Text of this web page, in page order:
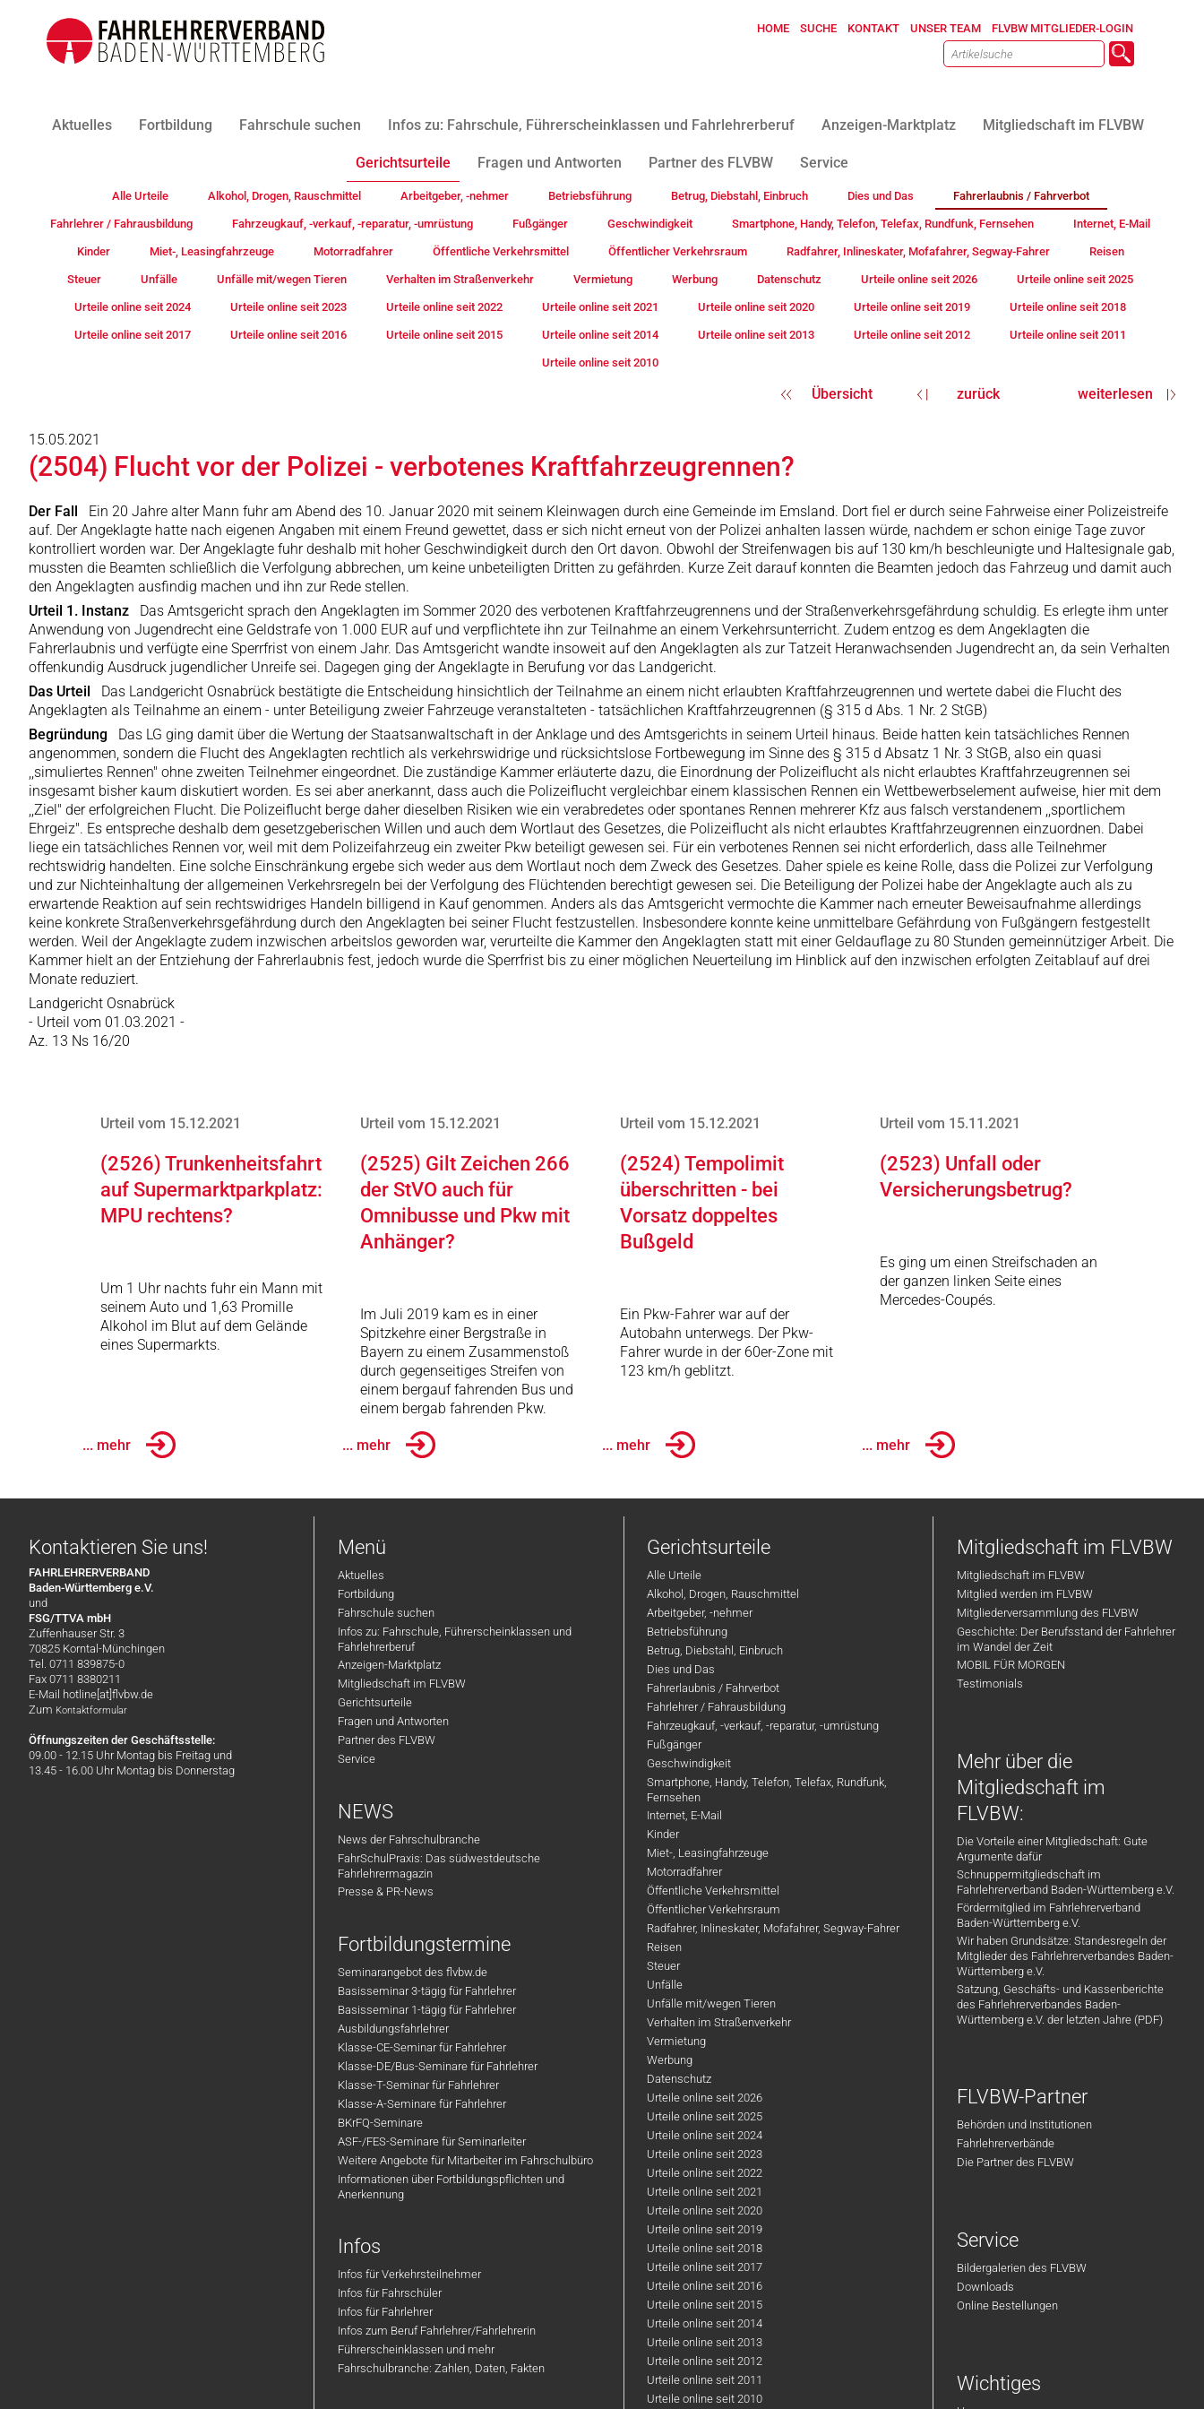
HOME SUCHE KONTAKT UNSER TEAM FLVBW MITGLIEDER-LOGIN
Aktuelles Fortbildung Fahrschule suchen Infos zu: Fahrschule, Führerscheinklassen und Fahrlehrerberuf Anzeigen-Marktplatz Mitgliedschaft im FLVBW
Gerichtsurteile Fragen und Antworten Partner des FLVBW Service
Alle Urteile Alkohol, Drogen, Rauschmittel Arbeitgeber, -nehmer Betriebsführung Betrug, Diebstahl, Einbruch Dies und Das Fahrerlaubnis / Fahrverbot
Fahrlehrer / Fahrausbildung Fahrzeugkauf, -verkauf, -reparatur, -umrüstung Fußgänger Geschwindigkeit Smartphone, Handy, Telefon, Telefax, Rundfunk, Fernsehen Internet, E-Mail
Kinder Miet-, Leasingfahrzeuge Motorradfahrer Öffentliche Verkehrsmittel Öffentlicher Verkehrsraum Radfahrer, Inlineskater, Mofafahrer, Segway-Fahrer Reisen
Steuer Unfälle Unfälle mit/wegen Tieren Verhalten im Straßenverkehr Vermietung Werbung Datenschutz Urteile online seit 2026 Urteile online seit 2025
Urteile online seit 2024 Urteile online seit 2023 Urteile online seit 2022 Urteile online seit 2021 Urteile online seit 2020 Urteile online seit 2019 Urteile online seit 2018
Urteile online seit 2017 Urteile online seit 2016 Urteile online seit 2015 Urteile online seit 2014 Urteile online seit 2013 Urteile online seit 2012 Urteile online seit 2011
Urteile online seit 2010
Übersicht zurück weiterlesen
15.05.2021
(2504) Flucht vor der Polizei - verbotenes Kraftfahrzeugrennen?
Der Fall
Ein 20 Jahre alter Mann fuhr am Abend des 10. Januar 2020 mit seinem Kleinwagen durch eine Gemeinde im Emsland. Dort fiel er durch seine Fahrweise einer Polizeistreife
auf. Der Angeklagte hatte nach eigenen Angaben mit einem Freund gewettet, dass er sich nicht erneut von der Polizei anhalten lassen würde, nachdem er schon einige Tage zuvor
kontrolliert worden war. Der Angeklagte fuhr deshalb mit hoher Geschwindigkeit durch den Ort davon. Obwohl der Streifenwagen bis auf 130 km/h beschleunigte und Haltesignale gab,
mussten die Beamten schließlich die Verfolgung abbrechen, um keine unbeteiligten Dritten zu gefährden. Kurze Zeit darauf konnten die Beamten jedoch das Fahrzeug und damit auch
den Angeklagten ausfindig machen und ihn zur Rede stellen.
Urteil 1. Instanz
Das Amtsgericht sprach den Angeklagten im Sommer 2020 des verbotenen Kraftfahrzeugrennens und der Straßenverkehrsgefährdung schuldig. Es erlegte ihm unter
Anwendung von Jugendrecht eine Geldstrafe von 1.000 EUR auf und verpflichtete ihn zur Teilnahme an einem Verkehrsunterricht. Zudem entzog es dem Angeklagten die
Fahrerlaubnis und verfügte eine Sperrfrist von einem Jahr. Das Amtsgericht wandte insoweit auf den Angeklagten als zur Tatzeit Heranwachsenden Jugendrecht an, da sein Verhalten
offenkundig Ausdruck jugendlicher Unreife sei. Dagegen ging der Angeklagte in Berufung vor das Landgericht.
Das Urteil
Das Landgericht Osnabrück bestätigte die Entscheidung hinsichtlich der Teilnahme an einem nicht erlaubten Kraftfahrzeugrennen und wertete dabei die Flucht des
Angeklagten als Teilnahme an einem - unter Beteiligung zweier Fahrzeuge veranstalteten - tatsächlichen Kraftfahrzeugrennen (§ 315 d Abs. 1 Nr. 2 StGB)
Begründung
Das LG ging damit über die Wertung der Staatsanwaltschaft in der Anklage und des Amtsgerichts in seinem Urteil hinaus. Beide hatten kein tatsächliches Rennen
angenommen, sondern die Flucht des Angeklagten rechtlich als verkehrswidrige und rücksichtslose Fortbewegung im Sinne des § 315 d Absatz 1 Nr. 3 StGB, also ein quasi
,,simuliertes Rennen" ohne zweiten Teilnehmer eingeordnet. Die zuständige Kammer erläuterte dazu, die Einordnung der Polizeiflucht als nicht erlaubtes Kraftfahrzeugrennen sei
insgesamt bisher kaum diskutiert worden. Es sei aber anerkannt, dass auch die Polizeiflucht vergleichbar einem klassischen Rennen ein Wettbewerbselement aufweise, hier mit dem
,,Ziel" der erfolgreichen Flucht. Die Polizeiflucht berge daher dieselben Risiken wie ein verabredetes oder spontanes Rennen mehrerer Kfz aus falsch verstandenem ,,sportlichem
Ehrgeiz". Es entspreche deshalb dem gesetzgeberischen Willen und auch dem Wortlaut des Gesetzes, die Polizeiflucht als nicht erlaubtes Kraftfahrzeugrennen einzuordnen. Dabei
liege ein tatsächliches Rennen vor, weil mit dem Polizeifahrzeug ein zweiter Pkw beteiligt gewesen sei. Für ein verbotenes Rennen sei nicht erforderlich, dass alle Teilnehmer
rechtswidrig handelten. Eine solche Einschränkung ergebe sich weder aus dem Wortlaut noch dem Zweck des Gesetzes. Daher spiele es keine Rolle, dass die Polizei zur Verfolgung
und zur Nichteinhaltung der allgemeinen Verkehrsregeln bei der Verfolgung des Flüchtenden berechtigt gewesen sei. Die Beteiligung der Polizei habe der Angeklagte auch als zu
erwartende Reaktion auf sein rechtswidriges Handeln billigend in Kauf genommen. Anders als das Amtsgericht vermochte die Kammer nach erneuter Beweisaufnahme allerdings
keine konkrete Straßenverkehrsgefährdung durch den Angeklagten bei seiner Flucht festzustellen. Insbesondere konnte keine unmittelbare Gefährdung von Fußgängern festgestellt
werden. Weil der Angeklagte zudem inzwischen arbeitslos geworden war, verurteilte die Kammer den Angeklagten statt mit einer Geldauflage zu 80 Stunden gemeinnütziger Arbeit. Die
Kammer hielt an der Entziehung der Fahrerlaubnis fest, jedoch wurde die Sperrfrist bis zu einer möglichen Neuerteilung im Hinblick auf den inzwischen erfolgten Zeitablauf auf drei
Monate reduziert.
Landgericht Osnabrück
- Urteil vom 01.03.2021 -
Az. 13 Ns 16/20
Urteil vom 15.12.2021
(2526) Trunkenheitsfahrt
auf Supermarktparkplatz:
MPU rechtens?
Um 1 Uhr nachts fuhr ein Mann mit
seinem Auto und 1,63 Promille
Alkohol im Blut auf dem Gelände
eines Supermarkts.
... mehr
Urteil vom 15.12.2021
(2525) Gilt Zeichen 266
der StVO auch für
Omnibusse und Pkw mit
Anhänger?
Im Juli 2019 kam es in einer
Spitzkehre einer Bergstraße in
Bayern zu einem Zusammenstoß
durch gegenseitiges Streifen von
einem bergauf fahrenden Bus und
einem bergab fahrenden Pkw.
... mehr
Urteil vom 15.12.2021
(2524) Tempolimit
überschritten - bei
Vorsatz doppeltes
Bußgeld
Ein Pkw-Fahrer war auf der
Autobahn unterwegs. Der Pkw-
Fahrer wurde in der 60er-Zone mit
123 km/h geblitzt.
... mehr
Urteil vom 15.11.2021
(2523) Unfall oder
Versicherungsbetrug?
Es ging um einen Streifschaden an
der ganzen linken Seite eines
Mercedes-Coupés.
... mehr
Kontaktieren Sie uns!
FAHRLEHRERVERBAND
Baden-Württemberg e.V.
und
FSG/TTVA mbH
Zuffenhauser Str. 3
70825 Korntal-Münchingen
Tel. 0711 839875-0
Fax 0711 8380211
E-Mail hotline[at]flvbw.de
Zum Kontaktformular
Öffnungszeiten der Geschäftsstelle:
09.00 - 12.15 Uhr Montag bis Freitag und
13.45 - 16.00 Uhr Montag bis Donnerstag
Menü
Aktuelles
Fortbildung
Fahrschule suchen
Infos zu: Fahrschule, Führerscheinklassen und
Fahrlehrerberuf
Anzeigen-Marktplatz
Mitgliedschaft im FLVBW
Gerichtsurteile
Fragen und Antworten
Partner des FLVBW
Service
NEWS
News der Fahrschulbranche
FahrSchulPraxis: Das südwestdeutsche
Fahrlehrermagazin
Presse & PR-News
Fortbildungstermine
Seminarangebot des flvbw.de
Basisseminar 3-tägig für Fahrlehrer
Basisseminar 1-tägig für Fahrlehrer
Ausbildungsfahrlehrer
Klasse-CE-Seminar für Fahrlehrer
Klasse-DE/Bus-Seminare für Fahrlehrer
Klasse-T-Seminar für Fahrlehrer
Klasse-A-Seminare für Fahrlehrer
BKrFQ-Seminare
ASF-/FES-Seminare für Seminarleiter
Weitere Angebote für Mitarbeiter im Fahrschulbüro
Informationen über Fortbildungspflichten und
Anerkennung
Infos
Infos für Verkehrsteilnehmer
Infos für Fahrschüler
Infos für Fahrlehrer
Infos zum Beruf Fahrlehrer/Fahrlehrerin
Führerscheinklassen und mehr
Fahrschulbranche: Zahlen, Daten, Fakten
Gerichtsurteile
Alle Urteile
Alkohol, Drogen, Rauschmittel
Arbeitgeber, -nehmer
Betriebsführung
Betrug, Diebstahl, Einbruch
Dies und Das
Fahrerlaubnis / Fahrverbot
Fahrlehrer / Fahrausbildung
Fahrzeugkauf, -verkauf, -reparatur, -umrüstung
Fußgänger
Geschwindigkeit
Smartphone, Handy, Telefon, Telefax, Rundfunk,
Fernsehen
Internet, E-Mail
Kinder
Miet-, Leasingfahrzeuge
Motorradfahrer
Öffentliche Verkehrsmittel
Öffentlicher Verkehrsraum
Radfahrer, Inlineskater, Mofafahrer, Segway-Fahrer
Reisen
Steuer
Unfälle
Unfälle mit/wegen Tieren
Verhalten im Straßenverkehr
Vermietung
Werbung
Datenschutz
Urteile online seit 2026
Urteile online seit 2025
Urteile online seit 2024
Urteile online seit 2023
Urteile online seit 2022
Urteile online seit 2021
Urteile online seit 2020
Urteile online seit 2019
Urteile online seit 2018
Urteile online seit 2017
Urteile online seit 2016
Urteile online seit 2015
Urteile online seit 2014
Urteile online seit 2013
Urteile online seit 2012
Urteile online seit 2011
Urteile online seit 2010
Mitgliedschaft im FLVBW
Mitgliedschaft im FLVBW
Mitglied werden im FLVBW
Mitgliederversammlung des FLVBW
Geschichte: Der Berufsstand der Fahrlehrer
im Wandel der Zeit
MOBIL FÜR MORGEN
Testimonials
Mehr über die
Mitgliedschaft im
FLVBW:
Die Vorteile einer Mitgliedschaft: Gute
Argumente dafür
Schnuppermitgliedschaft im
Fahrlehrerverband Baden-Württemberg e.V.
Fördermitglied im Fahrlehrerverband
Baden-Württemberg e.V.
Wir haben Grundsätze: Standesregeln der
Mitglieder des Fahrlehrerverbandes Baden-
Württemberg e.V.
Satzung, Geschäfts- und Kassenberichte
des Fahrlehrerverbandes Baden-
Württemberg e.V. der letzten Jahre (PDF)
FLVBW-Partner
Behörden und Institutionen
Fahrlehrerverbände
Die Partner des FLVBW
Service
Bildergalerien des FLVBW
Downloads
Online Bestellungen
Wichtiges